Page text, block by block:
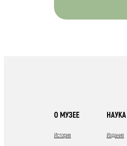
О МУЗЕЕ
История
НАУКА
Издания